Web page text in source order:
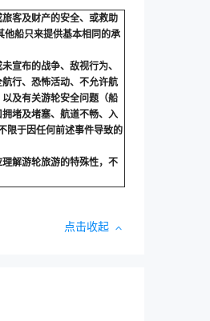
客及财产的安全、或救助
他船只来提供基本相同的承
宣布的战争、敌视行为、
行、恐怖活动、不允许航
及有关游轮安全问题（船
堵及堵塞、航道不畅、入
限于因任何前述事件导致的
解游轮旅游的特殊性，不
点击收起